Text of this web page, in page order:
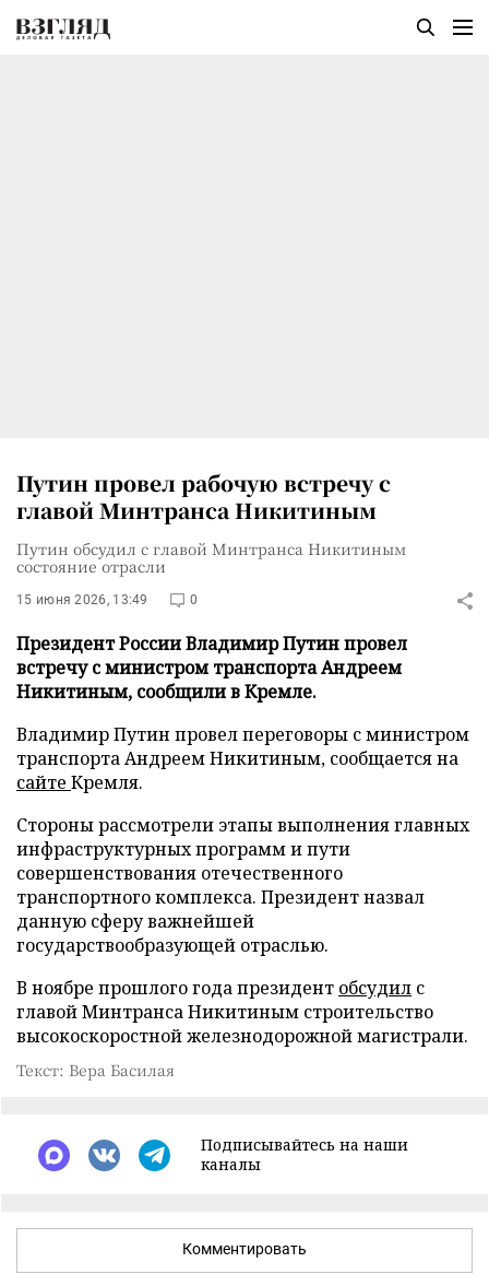
Путин провел рабочую встречу с
главой Минтранса Никитиным
Путин обсудил с главой Минтранса Никитиным
состояние отрасли
15 июня 2026, 13:49 0
Президент России Владимир Путин провел
встречу с министром транспорта Андреем
Никитиным, сообщили в Кремле.
Владимир Путин провел переговоры с министром
транспорта Андреем Никитиным, сообщается на
сайте Кремля.
Стороны рассмотрели этапы выполнения главных
инфраструктурных программ и пути
совершенствования отечественного
транспортного комплекса. Президент назвал
данную сферу важнейшей
государствообразующей отраслью.
В ноябре прошлого года президент обсудил с
главой Минтранса Никитиным строительство
высокоскоростной железнодорожной магистрали.
Текст: Вера Басилая
Подписывайтесь на наши
каналы
Комментировать